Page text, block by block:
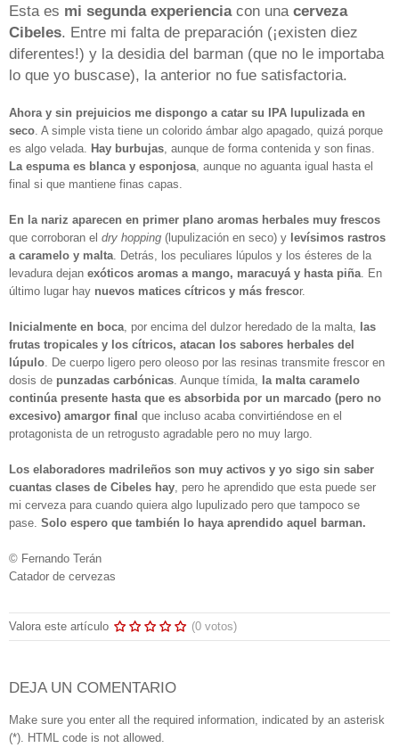
Esta es mi segunda experienciacon una cerveza
Cibeles. Entre mi falta de preparación (¡existen diez
diferentes!) y la desidia del barman (que no le importaba
lo que yo buscase), la anterior no fue satisfactoria.
Ahora y sin prejuicios me dispongo a catar su IPA lupulizada en
seco . A simple vista tiene un colorido ámbar algo apagado, quizá porque
es algo velada. Hay burbujas , aunque de forma contenida y son finas.
La espuma es blanca y esponjosa , aunque no aguanta igual hasta el
final si que mantiene finas capas.
En la nariz aparecen en primer plano aromas herbales muy frescos
que corroboran el dry hopping (lupulización en seco) y levísimos rastros
a caramelo y malta . Detrás, los peculiares lúpulos y los ésteres de la
levadura dejan exóticos aromas a mango, maracuyá y hasta piña . En
último lugar hay nuevos matices cítricos y más frescor.
Inicialmente en boca , por encima del dulzor heredado de la malta, las
frutas tropicales y los cítricos, atacan los sabores herbales del
lúpulo . De cuerpo ligero pero oleoso por las resinas transmite frescor en
dosis de punzadas carbónicas . Aunque tímida, la malta caramelo
continúa presente hasta que es absorbida por un marcado (pero no
excesivo) amargor final que incluso acaba convirtiéndose en el
protagonista de un retrogusto agradable pero no muy largo.
Los elaboradores madrileños son muy activos y yo sigo sin saber
cuantas clases de Cibeles hay , pero he aprendido que esta puede ser
mi cerveza para cuando quiera algo lupulizado pero que tampoco se
pase. Solo espero que también lo haya aprendido aquel barman.
© Fernando Terán
Catador de cervezas
Valora este artículo (0 votos)
DEJA UN COMENTARIO
Make sure you enter all the required information, indicated by an asterisk
(*). HTML code is not allowed.